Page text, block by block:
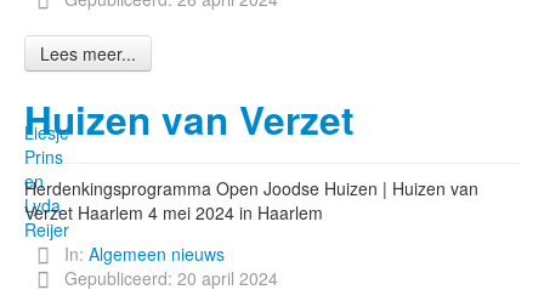
Lees meer...
Liesje
Prins
en
Lyda
Reijer
Huizen van Verzet
Herdenkingsprogramma Open Joodse Huizen | Huizen van
Verzet Haarlem 4 mei 2024 in Haarlem
In: Algemeen nieuws
Gepubliceerd: 20 april 2024